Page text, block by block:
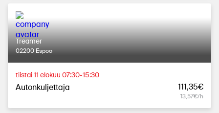
Treamer
02200 Espoo
tiistai 11 elokuu 07:30-15:30
Autonkuljettaja 111,35€
13,57€/h